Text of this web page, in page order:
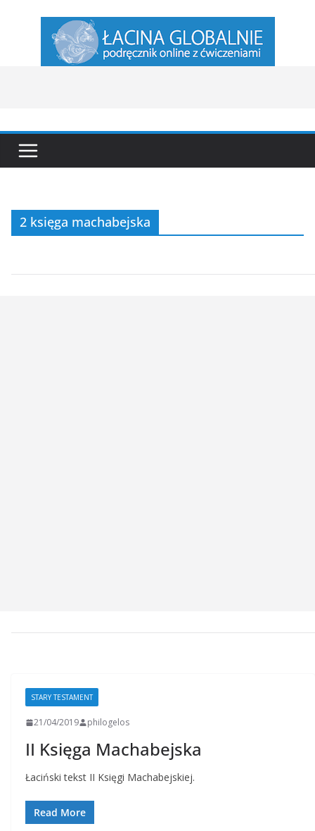
2 księga machabejska
STARY TESTAMENT
21/04/2019 philogelos
II Księga Machabejska
Łaciński tekst II Księgi Machabejskiej.
Read More